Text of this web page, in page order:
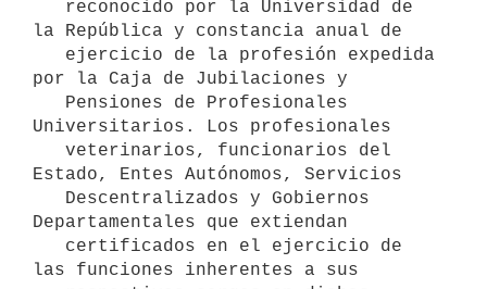
la República y constancia anual de
por la Caja de Jubilaciones y
Universitarios. Los profesionales
Estado, Entes Autónomos, Servicios
Departamentales que extiendan
las funciones inherentes a sus